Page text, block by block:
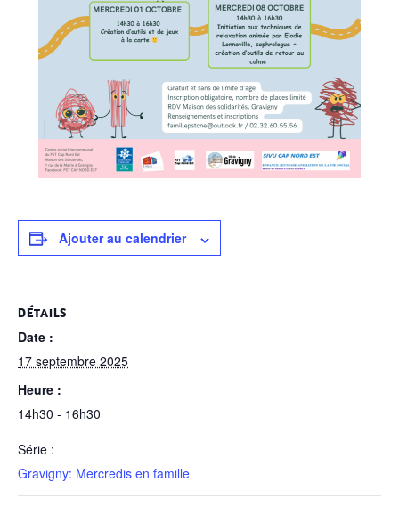
Ajouter au calendrier
DÉTAILS
Date :
17 septembre 2025
Heure :
14h30 - 16h30
Série :
Gravigny: Mercredis en famille